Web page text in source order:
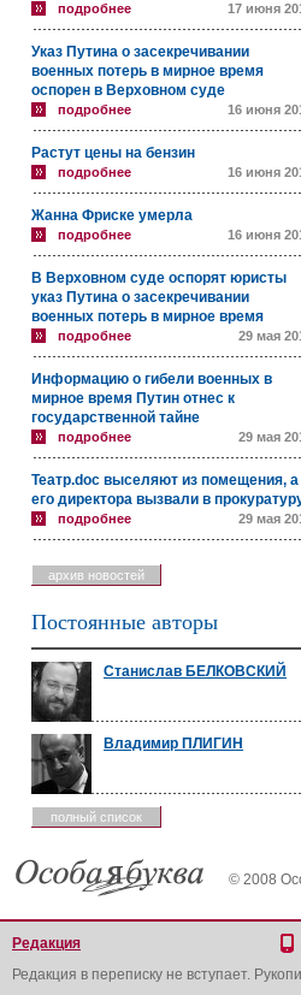
подробнее 17 июня
Указ Путина о засекречивании
военных потерь в мирное время
оспорен в Верховном суде
подробнее 16 июня
Растут цены на бензин
подробнее 16 июня
Жанна Фриске умерла
подробнее 16 июня
В Верховном суде оспорят юристы
указ Путина о засекречивании
военных потерь в мирное время
подробнее 29 мая
Информацию о гибели военных в
мирное время Путин отнес к
государственной тайне
подробнее 29 мая
Театр.doc выселяют из помещения, а
его директора вызвали в
подробнее 29 мая
архив новостей
Постоянные авторы
Станислав БЕЛКОВСКИЙ
Владимир ПЛИГИН
полный список
© 2008
Редакция
Редакция в переписку не вступает.